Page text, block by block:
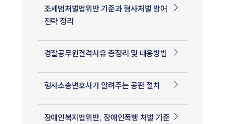
조세범처벌법위반 기준과 형사처벌 방어
전략 정리
경찰공무원결격사유 총정리 및 대응방법
형사소송변호사가 알려주는 공판 절차
장애인복지법위반, 장애인폭행 처벌 기준